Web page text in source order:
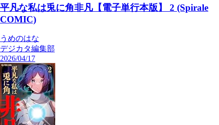
平凡な私は兎に角非凡【電子単行本版】 2 (Spirale
COMIC)
うめのはな
デジカタ編集部
2026/04/17